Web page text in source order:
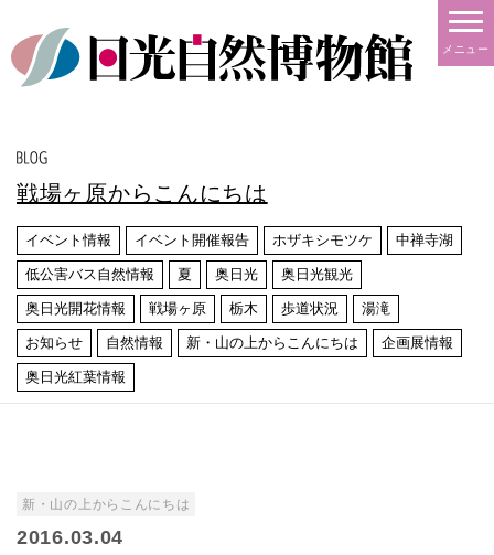
メニュー
戦場ヶ原からこんにちは
イベント情報 イベント開催報告 ホザキシモツケ 中禅寺湖
低公害バス自然情報 夏 奥日光 奥日光観光
奥日光開花情報 戦場ヶ原 栃木 歩道状況 湯滝
お知らせ 自然情報 新・山の上からこんにちは 企画展情報
奥日光紅葉情報
新・山の上からこんにちは
2016.03.04